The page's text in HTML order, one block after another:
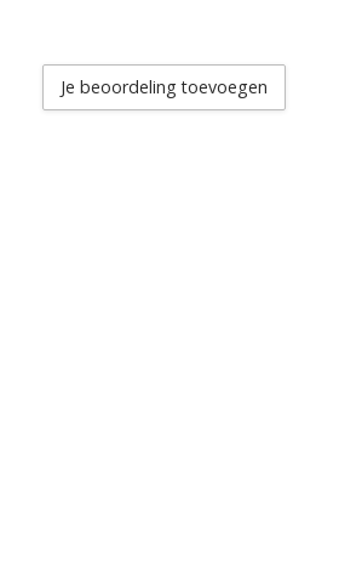
Je beoordeling toevoegen